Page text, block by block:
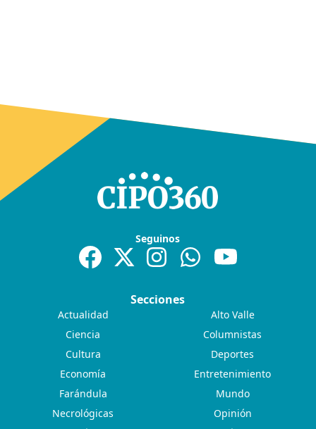
Seguinos
Secciones
Actualidad
Alto Valle
Ciencia
Columnistas
Cultura
Deportes
Economía
Entretenimiento
Farándula
Mundo
Necrológicas
Opinión